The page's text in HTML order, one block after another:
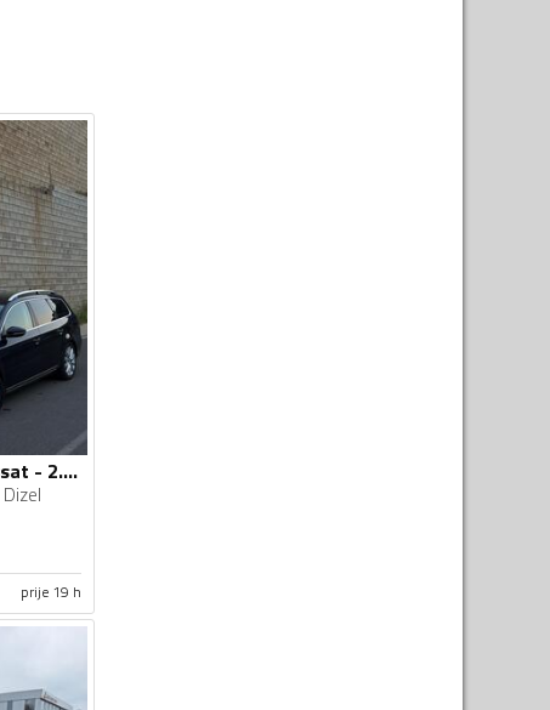
Volkswagen - Passat - 2.0TDI 103kw
Dizel
prije 19 h